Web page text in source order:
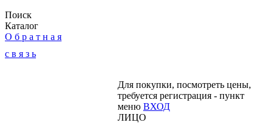
Поиск
Каталог
О б р а т н а я
с в я з ь
Для покупки, посмотреть цены,
требуется регистрация - пункт
меню ВХОД
ЛИЦО